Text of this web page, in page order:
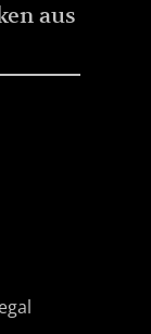
aus